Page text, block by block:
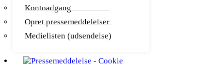
Kontoadgang
Opret pressemeddelelser
Medielisten (udsendelse)